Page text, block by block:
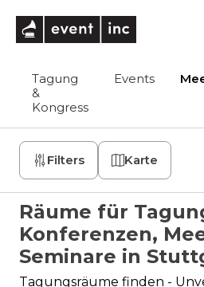
Tagung
&
Kongress
Events
Filters Karte
Räume für
Konferenzen,
Seminare in
Tagungsräume finden -